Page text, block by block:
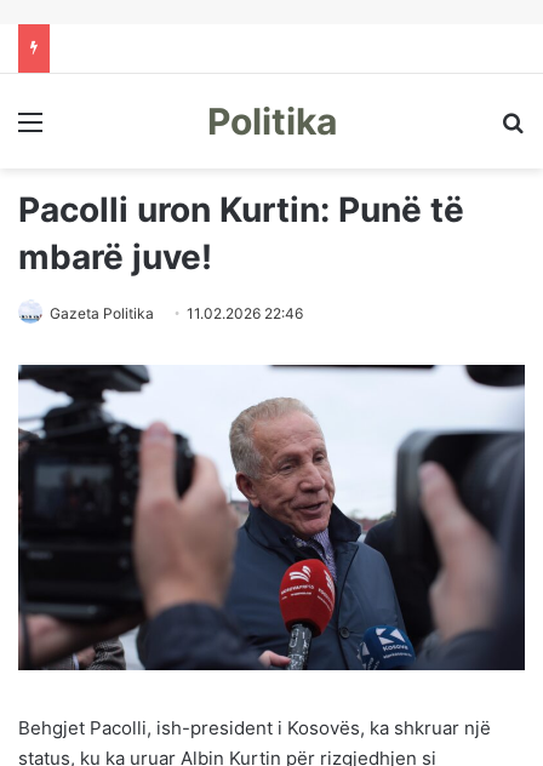
Menu Politika
Pacolli uron Kurtin: Punë të
mbarë juve!
Gazeta Politika 11.02.2026 22:46
Behgjet Pacolli, ish-president i Kosovës, ka shkruar një
status, ku ka uruar Albin Kurtin për rizgjedhjen si